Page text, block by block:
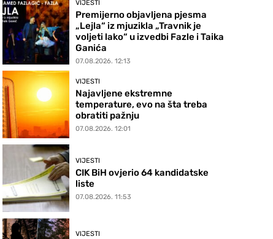
VIJESTI
Premijerno objavljena pjesma
„Lejla“ iz mjuzikla „Travnik je
voljeti lako“ u izvedbi Fazle i Taika
Ganića
07.08.2026. 12:13
VIJESTI
Najavljene ekstremne
temperature, evo na šta treba
obratiti pažnju
07.08.2026. 12:01
VIJESTI
CIK BiH ovjerio 64 kandidatske
liste
07.08.2026. 11:53
VIJESTI